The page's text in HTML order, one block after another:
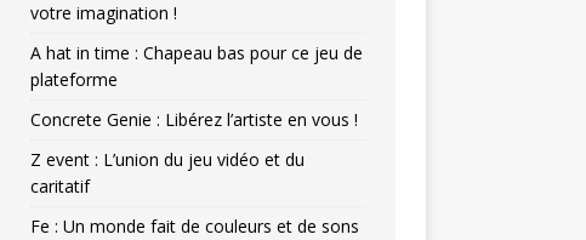
votre imagination !
A hat in time : Chapeau bas pour ce jeu de
plateforme
Concrete Genie : Libérez l’artiste en vous !
Z event : L’union du jeu vidéo et du
caritatif
Fe : Un monde fait de couleurs et de sons